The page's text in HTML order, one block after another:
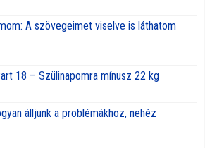
A szövegeimet viselve is láthatom
18 – Szülinapomra mínusz 22 kg
álljunk a problémákhoz, nehéz